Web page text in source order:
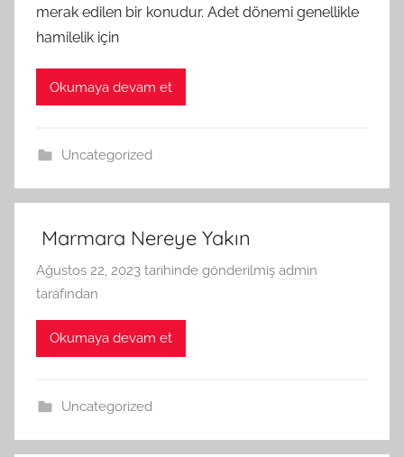
merak edilen bir konudur. Adet dönemi genellikle
hamilelik için
Okumaya devam et
Uncategorized
Marmara Nereye Yakın
Ağustos 22, 2023 tarihinde gönderilmiş admin
tarafından
Okumaya devam et
Uncategorized